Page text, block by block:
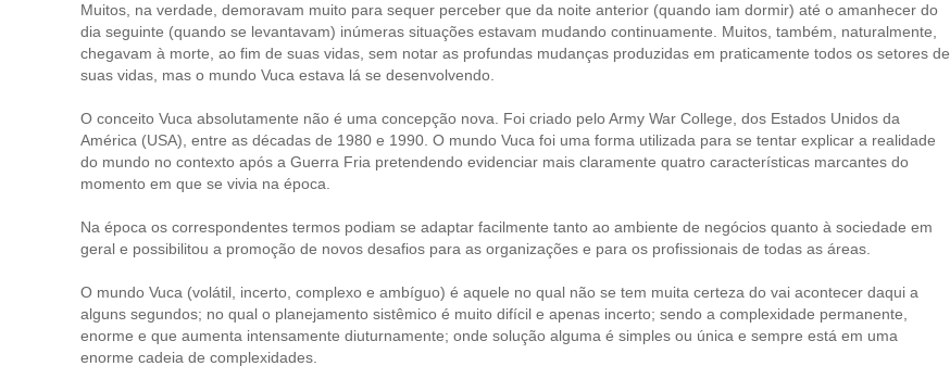
Muitos, na verdade, demoravam muito para sequer perceber que da noite anterior (quando iam dormir) até o amanhecer do
dia seguinte (quando se levantavam) inúmeras situações estavam mudando continuamente. Muitos, também, naturalmente,
chegavam à morte, ao fim de suas vidas, sem notar as profundas mudanças produzidas em praticamente todos os setores de
suas vidas, mas o mundo Vuca estava lá se desenvolvendo.
O conceito Vuca absolutamente não é uma concepção nova. Foi criado pelo Army War College, dos Estados Unidos da
América (USA), entre as décadas de 1980 e 1990. O mundo Vuca foi uma forma utilizada para se tentar explicar a realidade
do mundo no contexto após a Guerra Fria pretendendo evidenciar mais claramente quatro características marcantes do
momento em que se vivia na época.
Na época os correspondentes termos podiam se adaptar facilmente tanto ao ambiente de negócios quanto à sociedade em
geral e possibilitou a promoção de novos desafios para as organizações e para os profissionais de todas as áreas.
O mundo Vuca (volátil, incerto, complexo e ambíguo) é aquele no qual não se tem muita certeza do vai acontecer daqui a
alguns segundos; no qual o planejamento sistêmico é muito difícil e apenas incerto; sendo a complexidade permanente,
enorme e que aumenta intensamente diuturnamente; onde solução alguma é simples ou única e sempre está em uma
enorme cadeia de complexidades.